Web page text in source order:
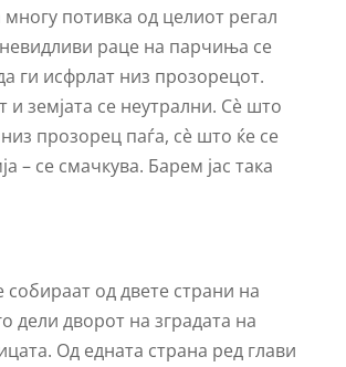
многу потивка од целиот регал
раце на парчиња се
ги исфрлат низ прозорецот.
и земјата се неутрални. Сѐ што
прозорец паѓа, сѐ што ќе се
– се смачкува. Барем јас така
собираат од двете страни на
дели дворот на зградата на
Од едната страна ред глави